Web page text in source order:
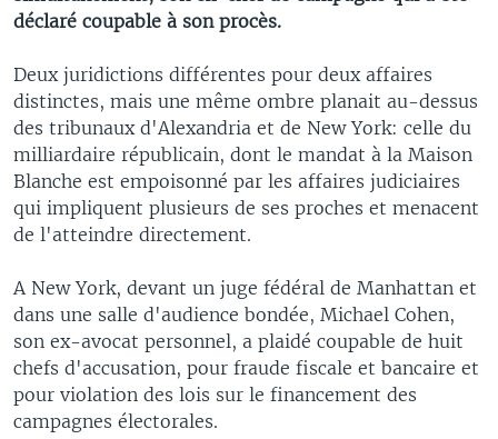
déclaré coupable à son procès.
Deux juridictions différentes pour deux affaires
distinctes, mais une même ombre planait au-dessus
des tribunaux d'Alexandria et de New York: celle du
milliardaire républicain, dont le mandat à la Maison
Blanche est empoisonné par les affaires judiciaires
qui impliquent plusieurs de ses proches et menacent
de l'atteindre directement.
A New York, devant un juge fédéral de Manhattan et
dans une salle d'audience bondée, Michael Cohen,
son ex-avocat personnel, a plaidé coupable de huit
chefs d'accusation, pour fraude fiscale et bancaire et
pour violation des lois sur le financement des
campagnes électorales.